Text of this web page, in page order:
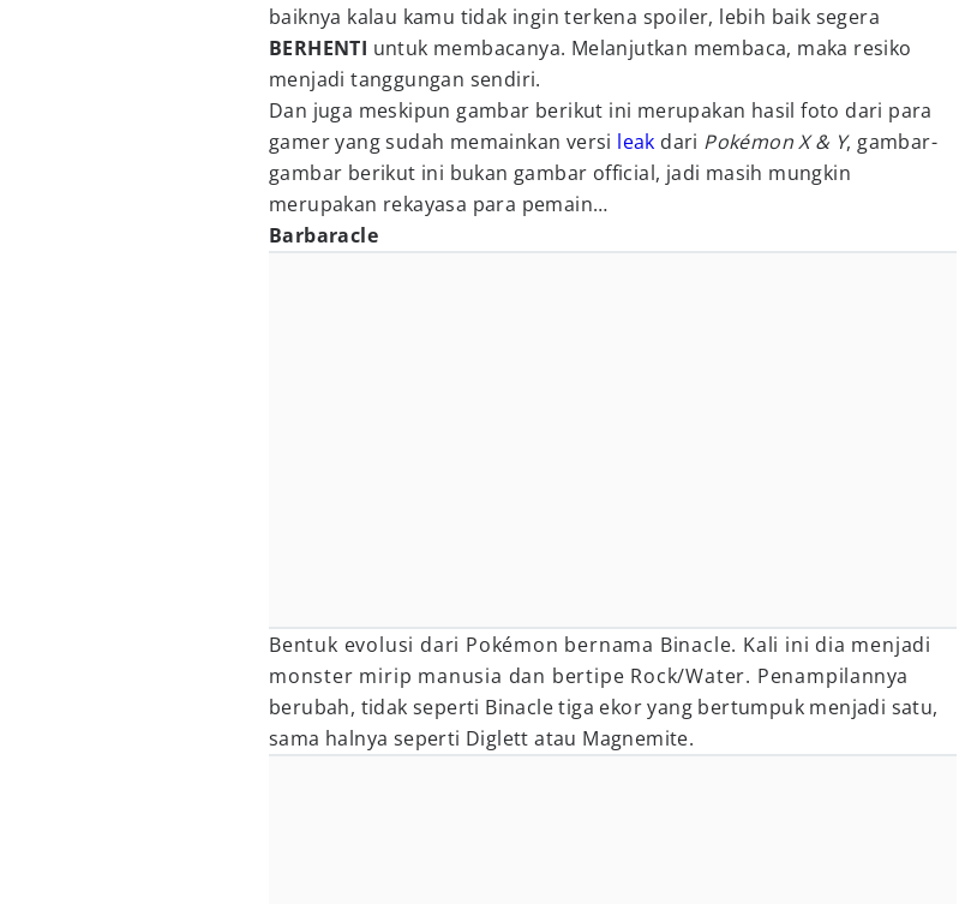
baiknya kalau kamu tidak ingin terkena spoiler, lebih baik segera
BERHENTI untuk membacanya. Melanjutkan membaca, maka resiko
menjadi tanggungan sendiri.
Dan juga meskipun gambar berikut ini merupakan hasil foto dari para
gamer yang sudah memainkan versi leak dari Pokémon X & Y, gambar-
gambar berikut ini bukan gambar official, jadi masih mungkin
merupakan rekayasa para pemain…
Barbaracle
Bentuk evolusi dari Pokémon bernama Binacle. Kali ini dia menjadi
monster mirip manusia dan bertipe Rock/Water. Penampilannya
berubah, tidak seperti Binacle tiga ekor yang bertumpuk menjadi satu,
sama halnya seperti Diglett atau Magnemite.